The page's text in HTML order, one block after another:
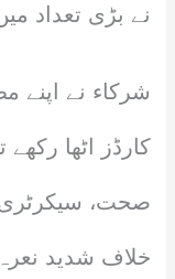
نے بڑی تعداد
شرکاء نے اپنے
کارڈز اٹھا
صحت،
خلاف شدید